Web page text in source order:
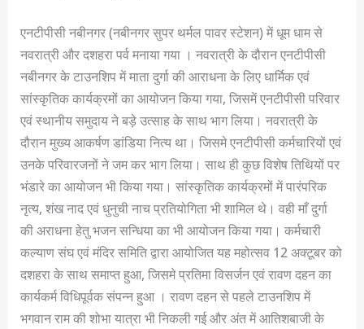
एनटीपीसी नबीनगर (नबीनगर सुपर थर्मल पावर स्टेशन) में धूम धाम से
नवरात्री और दशहरा पर्व मनाया गया । नवरात्री के दौरान एनटीपीसी
नबीनगर के टाउनशिप में माता दुर्गा की आराधना के लिए धार्मिक एवं
सांस्कृतिक कार्यक्रमों का आयोजन किया गया, जिसमें एनटीपीसी परिवार
एवं स्थानीय समुदाय ने बड़े उत्साह के साथ भाग लिया। नवरात्री के
दौरान मुख्य आकर्षण डांडिया नित्य था। जिसमे एनटीपीसी कर्मचारियों एवं
उनके परिवारजनों ने जम कर भाग लिया। साथ ही कुछ विशेष तिथियों पर
भंडारे का आयोजन भी किया गया। सांस्कृतिक कार्यक्रमों में पारंपरिक
नृत्य, शंख नाद एवं धुनुची नाच प्रतियोगिता भी शामिल थे। वही माँ दुर्गा
की अराधना हेतु भजन सन्धिया का भी आयोजन किया गया। कर्मचारी
कल्याण संघ एवं मंदिर समिति द्वारा आयोजित यह महोत्सव 12 अक्टूबर को
दशहरा के साथ समाप्त हुआ, जिसमे प्रतिमा विसर्जन एवं रावण दहन का
कार्यकर्म विधिपूर्वक संपन्न हुआ । रावण दहन से पहले टाउनशिप में
भगवान राम की शोभा यात्रा भी निकली गई और अंत में आतिशबाजी के